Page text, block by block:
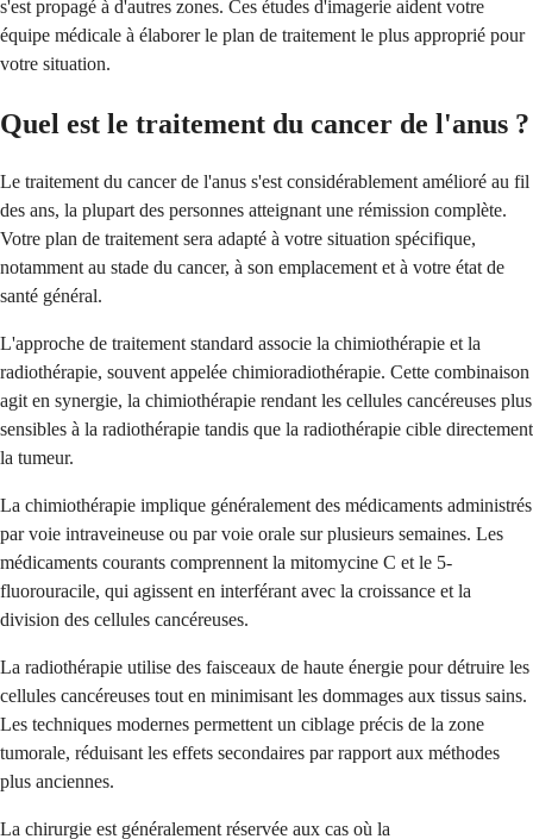
s'est propagé à d'autres zones. Ces études d'imagerie aident votre
équipe médicale à élaborer le plan de traitement le plus approprié pour
votre situation.
Quel est le traitement du cancer de l'anus ?
Le traitement du cancer de l'anus s'est considérablement amélioré au fil
des ans, la plupart des personnes atteignant une rémission complète.
Votre plan de traitement sera adapté à votre situation spécifique,
notamment au stade du cancer, à son emplacement et à votre état de
santé général.
L'approche de traitement standard associe la chimiothérapie et la
radiothérapie, souvent appelée chimioradiothérapie. Cette combinaison
agit en synergie, la chimiothérapie rendant les cellules cancéreuses plus
sensibles à la radiothérapie tandis que la radiothérapie cible directement
la tumeur.
La chimiothérapie implique généralement des médicaments administrés
par voie intraveineuse ou par voie orale sur plusieurs semaines. Les
médicaments courants comprennent la mitomycine C et le 5-
fluorouracile, qui agissent en interférant avec la croissance et la
division des cellules cancéreuses.
La radiothérapie utilise des faisceaux de haute énergie pour détruire les
cellules cancéreuses tout en minimisant les dommages aux tissus sains.
Les techniques modernes permettent un ciblage précis de la zone
tumorale, réduisant les effets secondaires par rapport aux méthodes
plus anciennes.
La chirurgie est généralement réservée aux cas où la